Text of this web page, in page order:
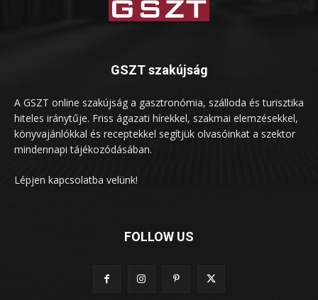
GSZT szakújság
A GSZT online szakújság a gasztronómia, szálloda és turisztika
hiteles iránytűje. Friss ágazati hírekkel, szakmai elemzésekkel,
könyvajánlókkal és receptekkel segítjük olvasóinkat a szektor
mindennapi tájékozódásában.
Lépjen kapcsolatba velünk!
FOLLOW US